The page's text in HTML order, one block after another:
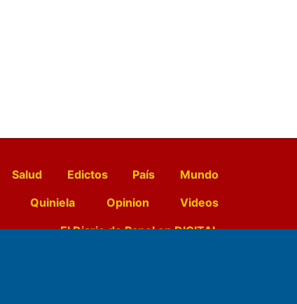
Salud Edictos País
Mundo
Quiniela Opinion
Videos
El Diario de Papel en DIGITAL